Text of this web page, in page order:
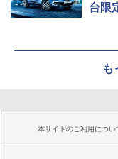
台限
も
本サイトのご利用につい